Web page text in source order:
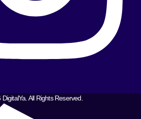
All Rights Reserved.